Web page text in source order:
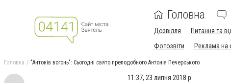
Головна
Дозвілля Питання та
Фотозвіти
Реклама на
Головна "Антонів вогонь": Сьогодні свято преподобного Антонія Печерського
11:37, 23 липня 2018 р.